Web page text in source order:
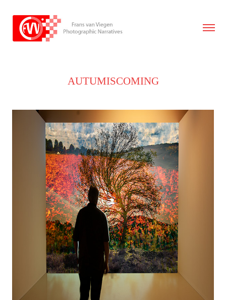
AUTUMISCOMING